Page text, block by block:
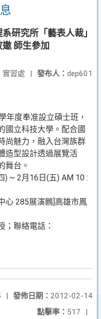
研究所「藝表人裁」
師生參加
發布人： dep601
實習處 |
年度奉准設立碩士班，
國立科技大學。配合國
尚魅力，融入台灣族群
造型設計透過展覽活
舞台。
) ~ 2月16日(五) AM 10 :
心 285展演鶠]高雄市鳳
；聯絡電話：
發佈日期： 2012-02-14
|
點擊率： 517 |